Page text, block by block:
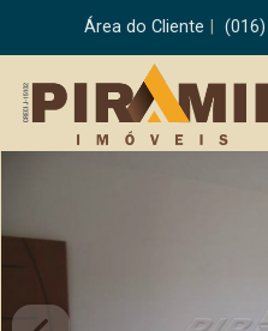
Área do Cliente